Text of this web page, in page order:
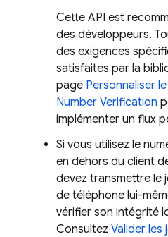
Cette API est
des développeurs.
des exigences
satisfaites par la
page Personnaliser
Number Verification
implémenter un flux
Si vous utilisez le
en dehors du client
devez transmettre le
de téléphone lui-
vérifier son intégrité
Consultez Valider les